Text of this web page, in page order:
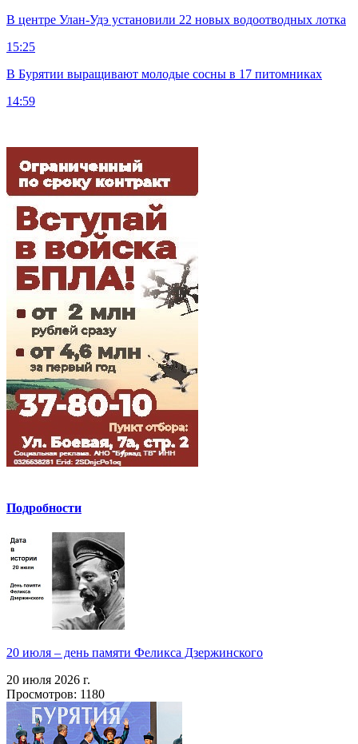
В центре Улан-Удэ установили 22 новых водоотводных лотка
15:25
В Бурятии выращивают молодые сосны в 17 питомниках
14:59
Подробности
20 июля – день памяти Феликса Дзержинского
20 июля 2026 г.
Просмотров: 1180